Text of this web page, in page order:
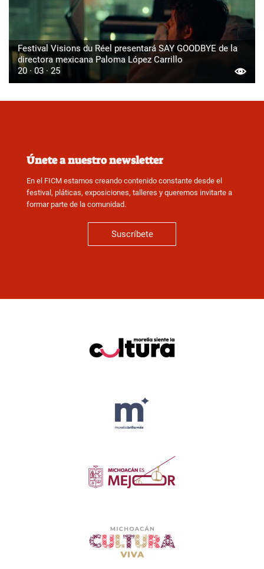
Festival Visions du Réel presentará SAY GOODBYE de la
directora mexicana Paloma López Carrillo
20 · 03 · 25
Únete a nuestro newsletter
En el FICM estamos creando contenido constante desde el
festival, pláticas, exposiciones, talleres y queremos invitarte a
formar parte de la comunidad.
Suscríbete